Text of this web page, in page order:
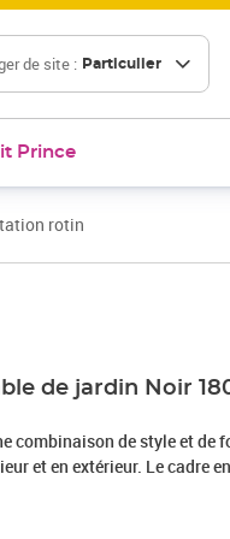
de site : Particulier
Prince
rotin
de jardin Noir
combinaison de style et de
et en extérieur. Le cadre
PEHD résistant aux